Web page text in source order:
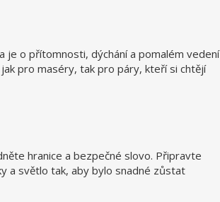
je o přítomnosti, dýchání a pomalém vedení
pro maséry, tak pro páry, kteří si chtějí
hranice a bezpečné slovo. Připravte
a světlo tak, aby bylo snadné zůstat